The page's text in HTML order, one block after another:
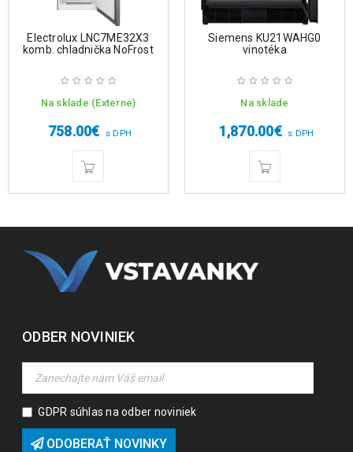
Electrolux LNC7ME32X3
komb. chladnička NoFrost
Na sklade (Externe)
758.00€ s DPH
Siemens KU21WAHG0
vinotéka
Na sklade
1,870.00€ s DPH
ODBER NOVINIEK
GDPR súhlas na odber noviniek
ODOBERAŤ NOVINKY